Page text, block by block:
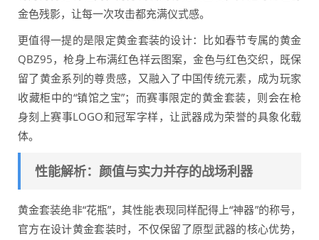
金色残影，让每一次攻击都充满仪式感。
更值得一提的是限定黄金套装的设计：比如春节专属的黄金
QBZ95，枪身上布满红色祥云图案，金色与红色交织，既保
留了黄金系列的尊贵感，又融入了中国传统元素，成为玩家
收藏柜中的“镇馆之宝”；而赛事限定的黄金套装，则会在枪
身刻上赛事LOGO和冠军字样，让武器成为荣誉的具象化载
体。
性能解析：颜值与实力并存的战场利器
黄金套装绝非“花瓶”，其性能表现同样配得上“神器”的称号，
官方在设计黄金套装时，不仅保留了原型武器的核心优势，